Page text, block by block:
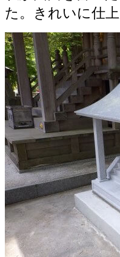
た。きれいに仕